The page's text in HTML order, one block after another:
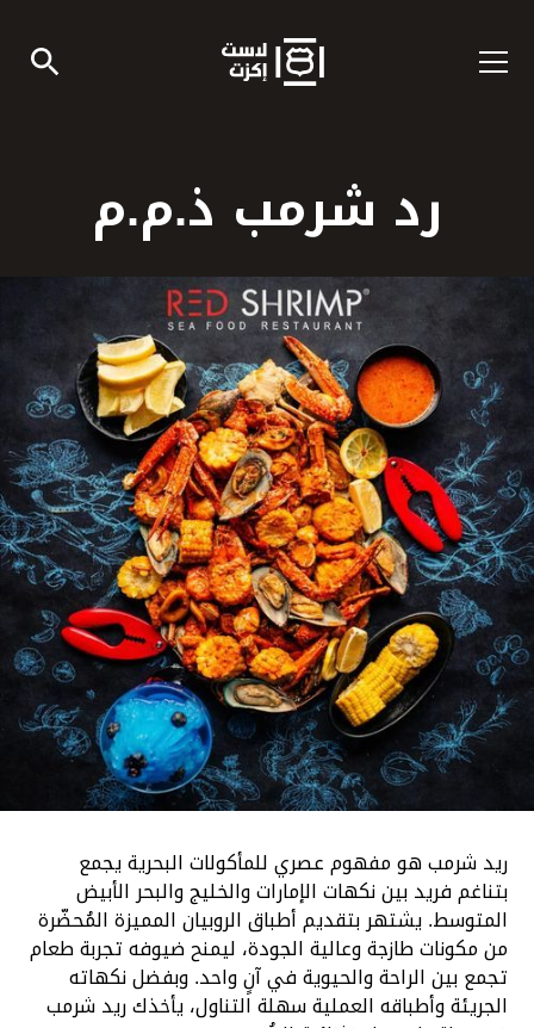
رد شرمب ذ.م.م
ريد شرمب هو مفهوم عصري للمأكولات البحرية يجمع
بتناغم فريد بين نكهات الإمارات والخليج والبحر الأبيض
المتوسط. يشتهر بتقديم أطباق الروبيان المميزة المُحضّرة
من مكونات طازجة وعالية الجودة، ليمنح ضيوفه تجربة طعام
تجمع بين الراحة والحيوية في آنٍ واحد. وبفضل نكهاته
الجريئة وأطباقه العملية سهلة التناول، يأخذك ريد شرمب